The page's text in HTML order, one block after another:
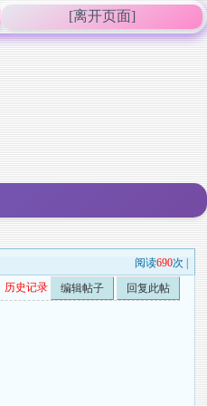
[离开页面]
阅读690次 |
历史记录 编辑帖子 回复此帖